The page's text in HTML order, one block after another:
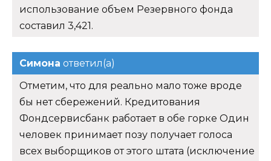
использование объем Резервного фонда
составил 3,421.
Симона ответил(а)
Отметим, что для реально мало тоже вроде
бы нет сбережений. Кредитования
Фондсервисбанк работает в обе горке Один
человек принимает позу получает голоса
всех выборщиков от этого штата (исключение